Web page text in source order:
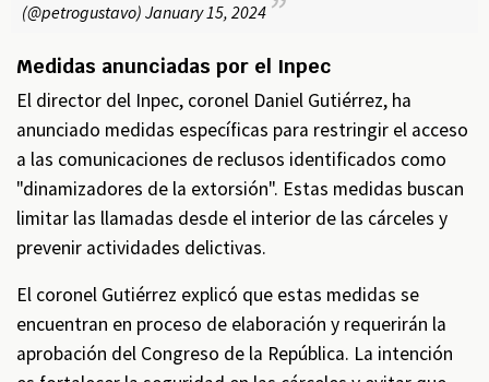
(@petrogustavo) January 15, 2024
Medidas anunciadas por el Inpec
El director del Inpec, coronel Daniel Gutiérrez, ha
anunciado medidas específicas para restringir el acceso
a las comunicaciones de reclusos identificados como
"dinamizadores de la extorsión". Estas medidas buscan
limitar las llamadas desde el interior de las cárceles y
prevenir actividades delictivas.
El coronel Gutiérrez explicó que estas medidas se
encuentran en proceso de elaboración y requerirán la
aprobación del Congreso de la República. La intención